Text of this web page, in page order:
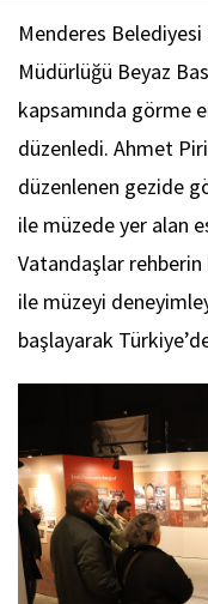
Menderes
Müdürlüğü Beyaz
kapsamında görme
düzenledi. Ahmet
düzenlenen gezide
ile müzede yer alan
Vatandaşlar
ile müzeyi
başlayarak